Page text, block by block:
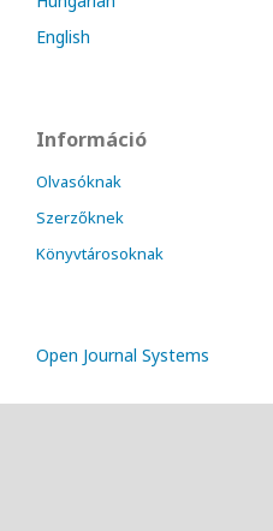
English
Információ
Olvasóknak
Szerzőknek
Könyvtárosoknak
Open Journal Systems